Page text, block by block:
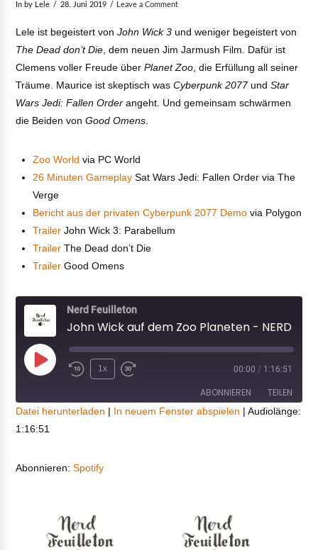
In by Lele 28. Juni 2019 Leave a Comment
Lele ist begeistert vonJohn Wick 3 und weniger begeistert von
The Dead don’t Die , dem neuen Jim Jarmush Film. Dafür ist
Clemens voller Freude überPlanet Zoo , die Erfüllung all seiner
Träume. Maurice ist skeptisch wasCyberpunk 2077undStar
Wars Jedi: Fallen Order angeht. Und gemeinsam schwärmen
die Beiden vonGood Omens
Zoo World via PC World
26 Minuten GameplaySat Wars Jedi: Fallen Order via The
Verge
Bericht aus der privaten Cyberpunk 2077 Demovia Polygon
TrailerJohn Wick 3: Parabellum
TrailerThe Dead don’t Die
TrailerGood Omens
Nerd Feuilleton
Play
1x 00:00 / 1:16:51
ABONNIEREN TEILEN
Spotify
TEILEN
LINK
Datei herunterladen | In neuem Fenster abspielen |Audiolänge:
1:16:51
Abonnieren:Spotify